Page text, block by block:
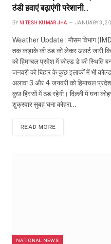
ठंडी हवाएं बढ़ाएंगी परेशानी..
BY NITESH KUMAR JHA JANUARY 3,
Weather Update : मौसम विभाग
तक कड़ाके की ठंड को लेकर अलर्ट जारी
को हिमाचल प्रदेश में कोल्ड डे की स्थिति
जनवरी को बिहार के कुछ इलाकों में भी
अलावा 3 और 4 जनवरी को हिमाचल
कुछ हिस्सों में ठंड रहेगी। दिल्ली में घना
शुक्रवार सुबह घना कोहरा…
READ MORE
NATIONAL NEWS